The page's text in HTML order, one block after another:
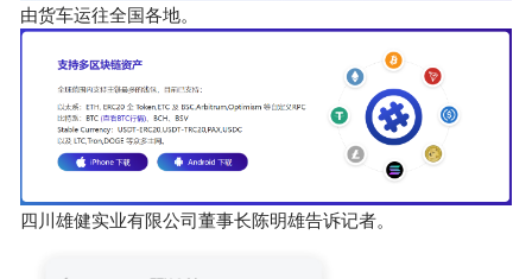
由货车运往全国各地。
四川雄健实业有限公司董事长陈明雄告诉记者。